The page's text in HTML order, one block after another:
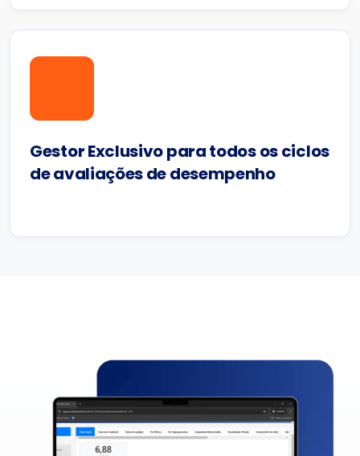
Gestor Exclusivo para todos os ciclos
de avaliações de desempenho